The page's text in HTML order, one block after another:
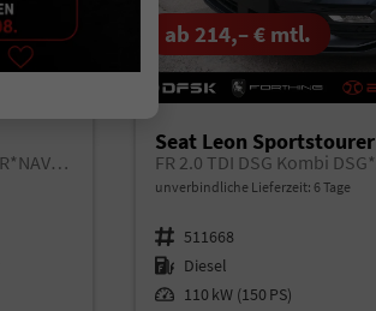
FR 2.0 TDI DSG Kombi DSG*ACC*AHK-SCHWENKBAR*NAVI*RFK*FULL LINK*TRAVEL ASSIST*
ab 214,– € mtl.
Seat Leon Sportstourer
unverbindliche Lieferzeit: 6 Tage
Fahrzeugnr. 511668
Kraftstoff Diesel
Leistung 110 kW (150 PS)